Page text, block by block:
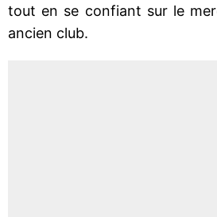
tout en se confiant sur le
ancien club.